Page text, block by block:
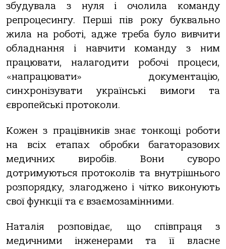
збудувала з нуля і очолила команду
репроцесингу. Перші пів року буквально
жила на роботі, адже треба було вивчити
обладнання і навчити команду з ним
працювати, налагодити робочі процеси,
«напрацювати» документацію,
синхронізувати українські вимоги та
європейські протоколи.
Кожен з працівників знає тонкощі роботи
на всіх етапах обробки багаторазових
медичних виробів. Вони суворо
дотримуються протоколів та внутрішнього
розпорядку, злагоджено і чітко виконують
свої функції та є взаємозамінними.
Наталія розповідає, що співпраця з
медичними інженерами та її власне